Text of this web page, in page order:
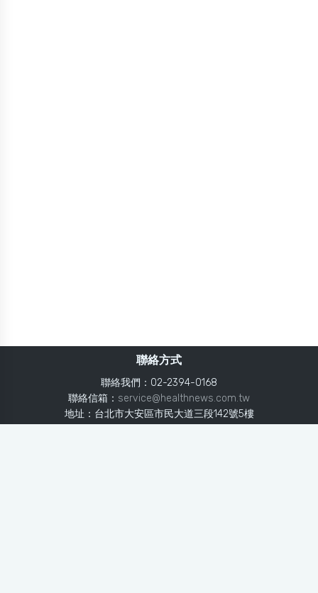
聯絡方式
聯絡我們：02-2394-0168
聯絡信箱： service@healthnews.com.tw
地址：台北市大安區市民大道三段142號5樓